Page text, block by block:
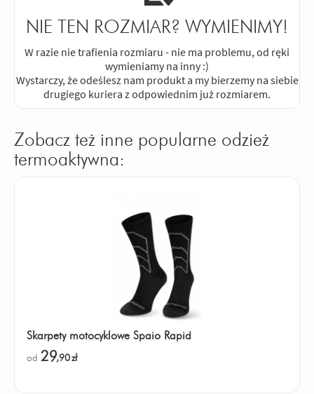
NIE TEN ROZMIAR? WYMIENIMY!
W razie nie trafienia rozmiaru - nie ma problemu, od ręki
wymieniamy na inny :)
Wystarczy, że odeślesz nam produkt a my bierzemy na siebie
drugiego kuriera z odpowiednim już rozmiarem.
Zobacz też inne popularne odzież
termoaktywna:
Skarpety motocyklowe Spaio Rapid
od 29,90zł